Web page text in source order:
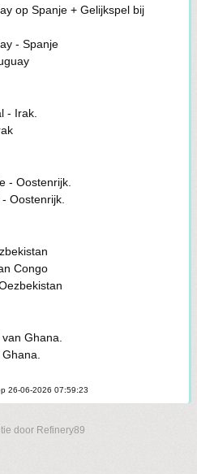
op Spanje + Gelijkspel bij
- Spanje
- Irak.
- Oostenrijk.
Oostenrijk.
Congo
Ghana.
26-06-2026 07:59:23
door Refinery89